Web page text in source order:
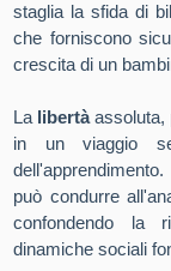
staglia la sfida di
che forniscono
crescita di un
La libertàassoluta,
in un viaggio
può condurre
confondendo la
dinamiche sociali